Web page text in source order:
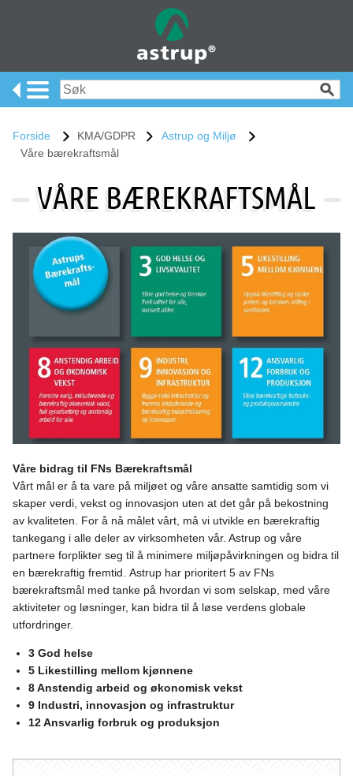
Forside KMA/GDPR
Astrup og Miljø
Våre bærekraftsmål
VÅRE BÆREKRAFTSMÅL
Våre bidrag til FNs Bærekraftsmål
Vårt mål er å ta vare på miljøet og våre ansatte samtidig som vi
skaper verdi, vekst og innovasjon uten at det går på bekostning
av kvaliteten. For å nå målet vårt, må vi utvikle en bærekraftig
tankegang i alle deler av virksomheten vår. Astrup og våre
partnere forplikter seg til å minimere miljøpåvirkningen og bidra til
en bærekraftig fremtid. Astrup har prioritert 5 av FNs
bærekraftsmål med tanke på hvordan vi som selskap, med våre
aktiviteter og løsninger, kan bidra til å løse verdens globale
utfordringer.
3 God helse
5 Likestilling mellom kjønnene
8 Anstendig arbeid og økonomisk vekst
9 Industri, innovasjon og infrastruktur
12 Ansvarlig forbruk og produksjon